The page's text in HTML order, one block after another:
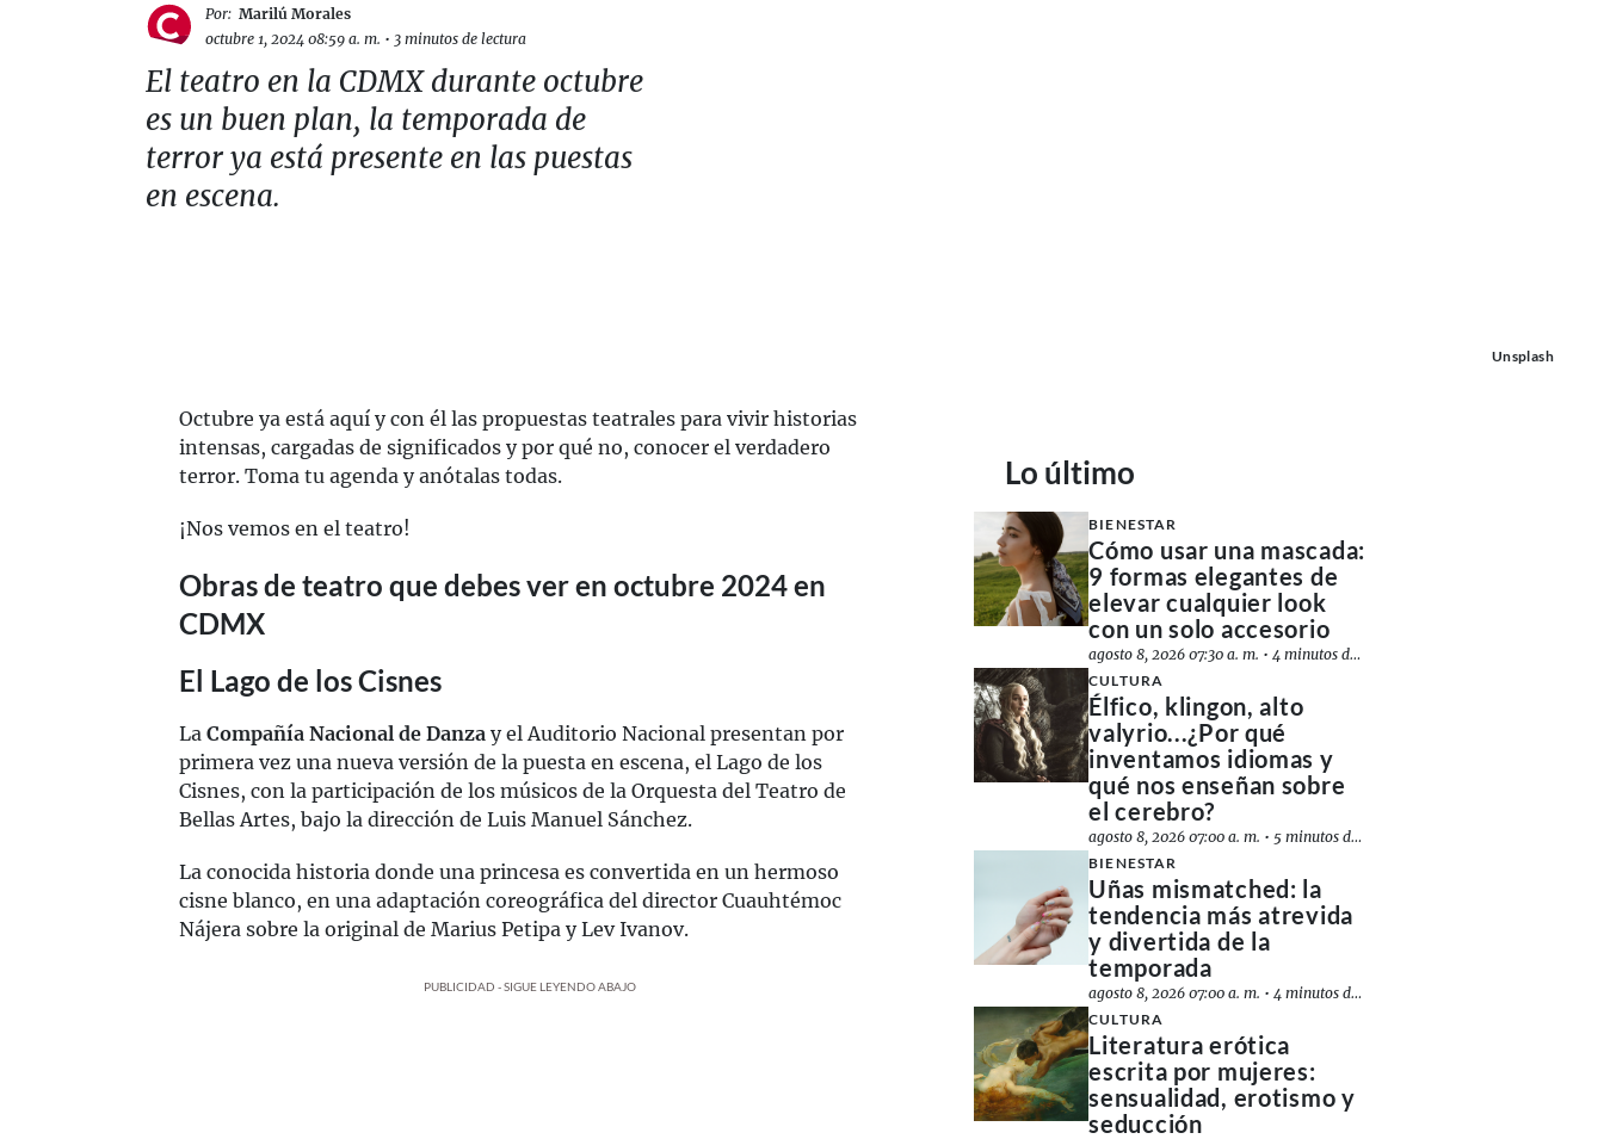
Por: Marilú Morales
octubre 1, 2024 08:59 a. m. • 3 minutos de lectura
El teatro en la CDMX durante octubre
es un buen plan, la temporada de
terror ya está presente en las puestas
en escena.
Unsplash
Octubre ya está aquí y con él las propuestas teatrales para vivir historias
intensas, cargadas de significados y por qué no, conocer el verdadero
terror. Toma tu agenda y anótalas todas.
¡Nos vemos en el teatro!
Obras de teatro que debes ver en octubre 2024 en
CDMX
El Lago de los Cisnes
La Compañía Nacional de Danza y el Auditorio Nacional presentan por
primera vez una nueva versión de la puesta en escena, el Lago de los
Cisnes, con la participación de los músicos de la Orquesta del Teatro de
Bellas Artes, bajo la dirección de Luis Manuel Sánchez.
La conocida historia donde una princesa es convertida en un hermoso
cisne blanco, en una adaptación coreográfica del director Cuauhtémoc
Nájera sobre la original de Marius Petipa y Lev Ivanov.
PUBLICIDAD - SIGUE LEYENDO ABAJO
Lo último
BIENESTAR
Cómo usar una mascada:
9 formas elegantes de
elevar cualquier look
con un solo accesorio
agosto 8, 2026 07:30 a. m. •4 minutos de lectura
CULTURA
Élfico, klingon, alto
valyrio...¿Por qué
inventamos idiomas y
qué nos enseñan sobre
el cerebro?
agosto 8, 2026 07:00 a. m. • 5 minutos de lectura
BIENESTAR
Uñas mismatched: la
tendencia más atrevida
y divertida de la
temporada
agosto 8, 2026 07:00 a. m. •4 minutos de lectura
CULTURA
Literatura erótica
escrita por mujeres:
sensualidad, erotismo y
seducción